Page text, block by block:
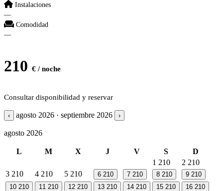
Instalaciones
—
Comodidad
—
210 € / noche
Consultar disponibilidad y reservar
‹ agosto 2026 · septiembre 2026 ›
agosto 2026
L M X J V S
D
1 210 2 210
3 210 4 210 5 210 6 210 7 210 8 210 9 210
10 210 11 210 12 210 13 210 14 210 15 210 16 210